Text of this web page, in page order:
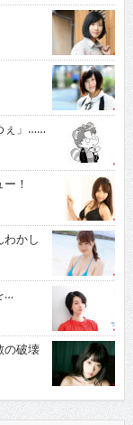
ぇ」……
！
かし
…
の破壊